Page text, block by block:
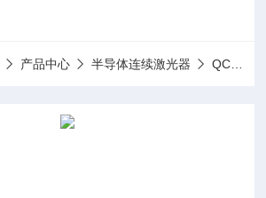
产品中心 半导体连续激光器 QCL激光器